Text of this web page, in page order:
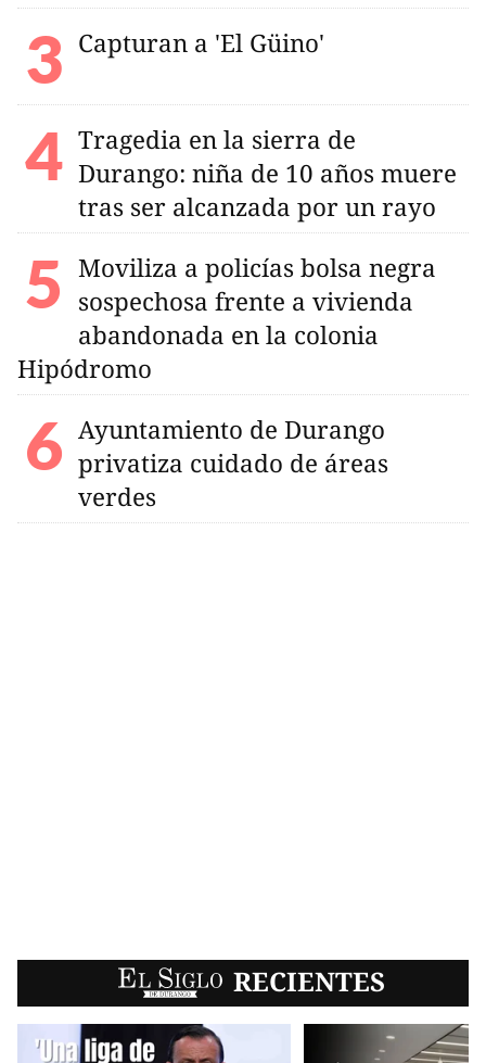
Capturan a 'El Güino'
Tragedia en la sierra de
Durango: niña de 10 años muere
tras ser alcanzada por un rayo
Moviliza a policías bolsa negra
sospechosa frente a vivienda
abandonada en la colonia
Hipódromo
Ayuntamiento de Durango
privatiza cuidado de áreas
verdes
EL SIGLO RECIENTES